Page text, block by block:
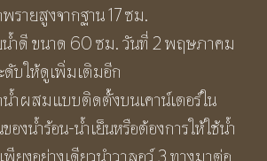
รายสูงจากฐาน 17 ซม.
ำดี ขนาด 60 ซม. วันที่ 2 พฤษภาคม
ดับให้ดูเพิ่มเติมอีก
ำผสมแบบติดตั้งบนเคาน์เตอร์ใน
องน้ำร้อน-น้ำเย็นหรือต้องการให้ใช้น้ำ